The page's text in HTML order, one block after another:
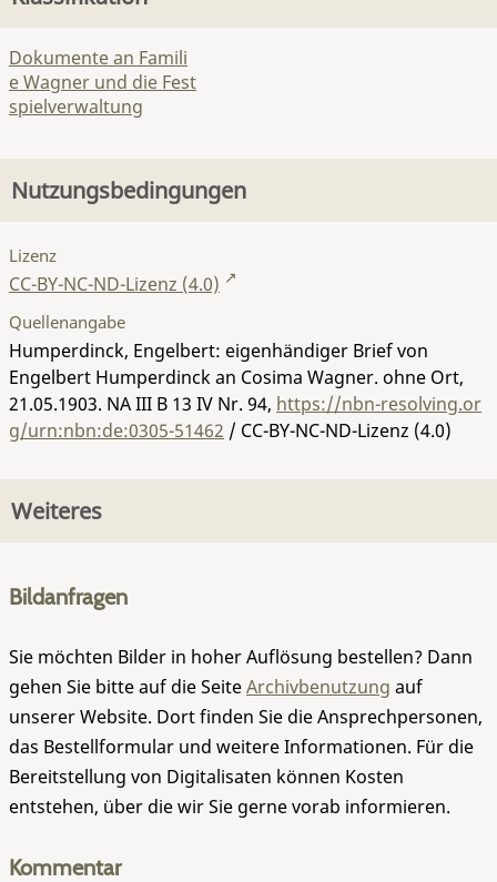
Dokumente an Famili
e Wagner und die Fest
spielverwaltung
Nutzungsbedingungen
Lizenz
CC-BY-NC-ND-Lizenz (4.0)
Quellenangabe
Humperdinck, Engelbert: eigenhändiger Brief von
Engelbert Humperdinck an Cosima Wagner. ohne Ort,
21.05.1903. NA III B 13 IV Nr. 94, https://nbn-resolving.or
g/urn:nbn:de:0305-51462 / CC-BY-NC-ND-Lizenz (4.0)
Weiteres
Bildanfragen
Sie möchten Bilder in hoher Auflösung bestellen? Dann
gehen Sie bitte auf die SeiteArchivbenutzung auf
unserer Website. Dort finden Sie die Ansprechpersonen,
das Bestellformular und weitere Informationen. Für die
Bereitstellung von Digitalisaten können Kosten
entstehen, über die wir Sie gerne vorab informieren.
Kommentar